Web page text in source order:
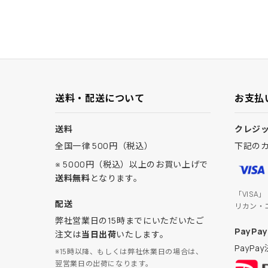
送料・配送について
送料
全国一律 500円（税込）
※ 5000円（税込）以上のお買い上げで
送料無料となります。
配送
弊社営業日の15時までにいただいたご
注文は当日出荷いたします。
※15時以降、もしくは弊社休業日の場合は、
翌営業日の出荷になります。
お支払
クレジ
下記の
「VISA
リカン
PayPay
PayPay